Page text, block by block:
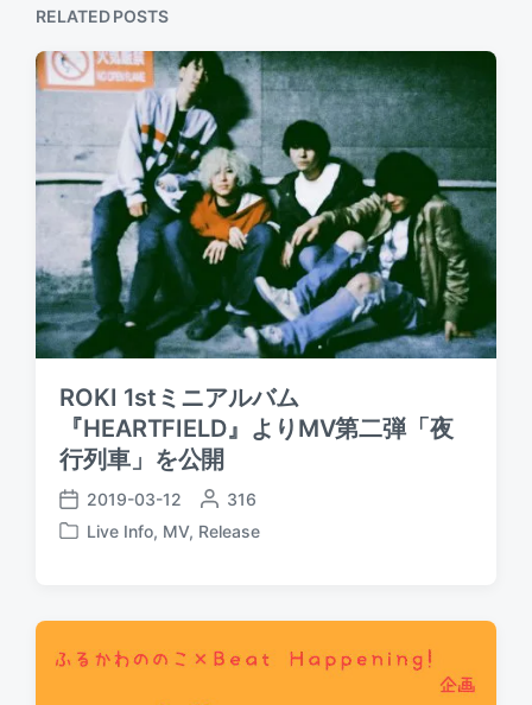
o
s
t
:
s
:
RELATED POSTS
ROKI 1stミニアルバム
『HEARTFIELD』よりMV第二弾「夜
行列車」を公開
P
o
t
2019-03-12
P
o
d
316
P
t
d
Live Info, MV, Release